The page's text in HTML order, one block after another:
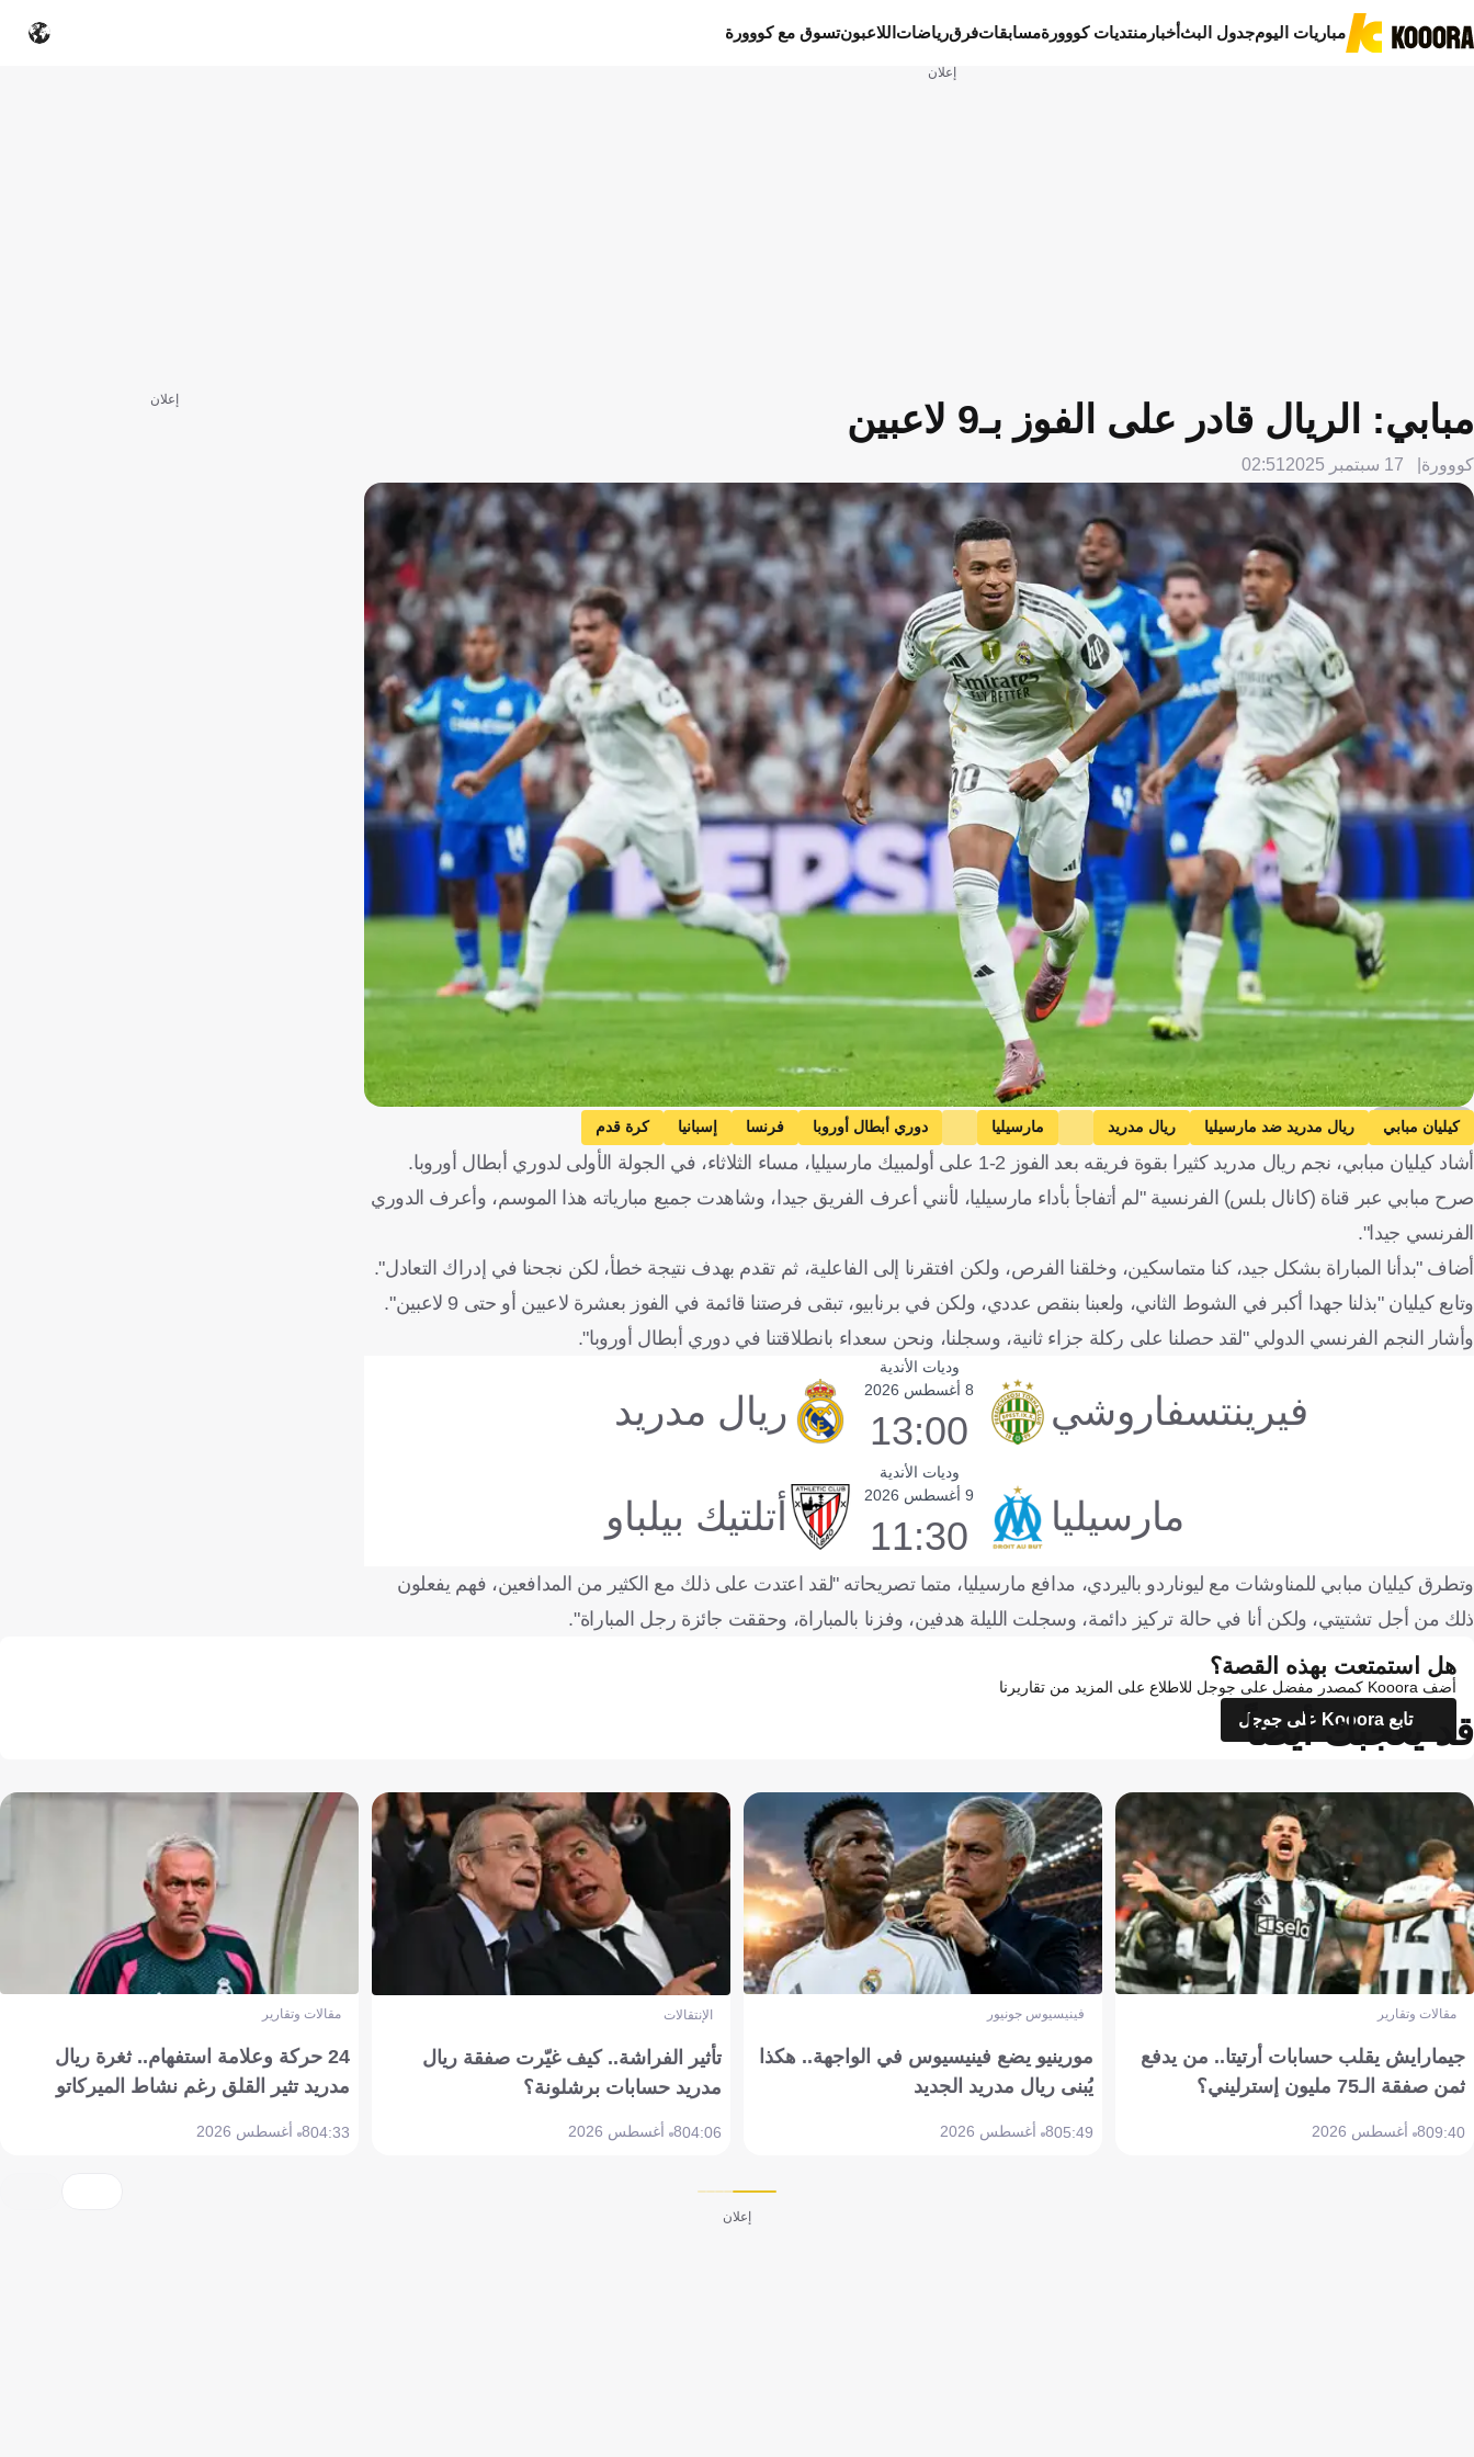
مباريات اليومجدول البثأخبار منتديات كووورةمسابقاتفرقرياضات اللاعبونتسوق مع كووورة
إعلان
مبابي: الريال قادر على الفوز بـ9 لاعبين
كووورة 17 سبتمبر 2025 02:51
Getty Images
كيليان مبابي ريال مدريد ضد مارسيليا ريال مدريد مارسيليا دوري أبطال أوروبا فرنسا إسبانيا كرة قدم
أشاد كيليان مبابي، نجم ريال مدريد كثيرا بقوة فريقه بعد الفوز 2-1 على أولمبيك مارسيليا، مساء الثلاثاء، في الجولة الأولى لدوري أبطال أوروبا.
صرح مبابي عبر قناة (كانال بلس) الفرنسية "لم أتفاجأ بأداء مارسيليا، لأنني أعرف الفريق جيدا، وشاهدت جميع مبارياته هذا الموسم، وأعرف الدوري
الفرنسي جيدا".
أضاف "بدأنا المباراة بشكل جيد، كنا متماسكين، وخلقنا الفرص، ولكن افتقرنا إلى الفاعلية، ثم تقدم بهدف نتيجة خطأ، لكن نجحنا في إدراك التعادل".
وتابع كيليان "بذلنا جهدا أكبر في الشوط الثاني، ولعبنا بنقص عددي، ولكن في برنابيو، تبقى فرصتنا قائمة في الفوز بعشرة لاعبين أو حتى 9 لاعبين".
وأشار النجم الفرنسي الدولي "لقد حصلنا على ركلة جزاء ثانية، وسجلنا، ونحن سعداء بانطلاقتنا في دوري أبطال أوروبا".
وديات الأندية
فيرينتسفاروشي 8 أغسطس 2026
13:00 ريال مدريد
وديات الأندية
مارسيليا 9 أغسطس 2026
11:30 أتلتيك بيلباو
وتطرق كيليان مبابي للمناوشات مع ليوناردو باليردي، مدافع مارسيليا، متما تصريحاته "لقد اعتدت على ذلك مع الكثير من المدافعين، فهم يفعلون
ذلك من أجل تشتيتي، ولكن أنا في حالة تركيز دائمة، وسجلت الليلة هدفين، وفزنا بالمباراة، وحققت جائزة رجل المباراة".
إعلان
هل استمتعت بهذه القصة؟
أضف Kooora كمصدر مفضل على جوجل للاطلاع على المزيد من تقاريرنا
تابع Kooora على جوجل
قد يعجبك أيضاً
مقالات وتقارير
جيمارايش يقلب حسابات أرتيتا.. من يدفع
ثمن صفقة الـ75 مليون إسترليني؟
09:408 أغسطس 2026
فينيسيوس جونيور
مورينيو يضع فينيسيوس في الواجهة.. هكذا
يُبنى ريال مدريد الجديد
05:498 أغسطس 2026
الإنتقالات
تأثير الفراشة.. كيف غيّرت صفقة ريال
مدريد حسابات برشلونة؟
04:068 أغسطس 2026
مقالات وتقارير
24 حركة وعلامة استفهام.. ثغرة ريال
مدريد تثير القلق رغم نشاط الميركاتو
04:338 أغسطس 2026
إعلان